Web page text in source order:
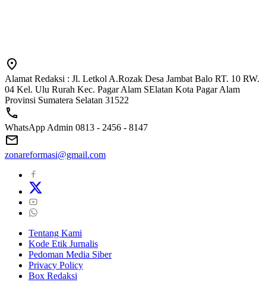
Alamat Redaksi : Jl. Letkol A.Rozak Desa Jambat Balo RT. 10 RW.
04 Kel. Ulu Rurah Kec. Pagar Alam SElatan Kota Pagar Alam
Provinsi Sumatera Selatan 31522
WhatsApp Admin 0813 - 2456 - 8147
zonareformasi@gmail.com
Tentang Kami
Kode Etik Jurnalis
Pedoman Media Siber
Privacy Policy
Box Redaksi